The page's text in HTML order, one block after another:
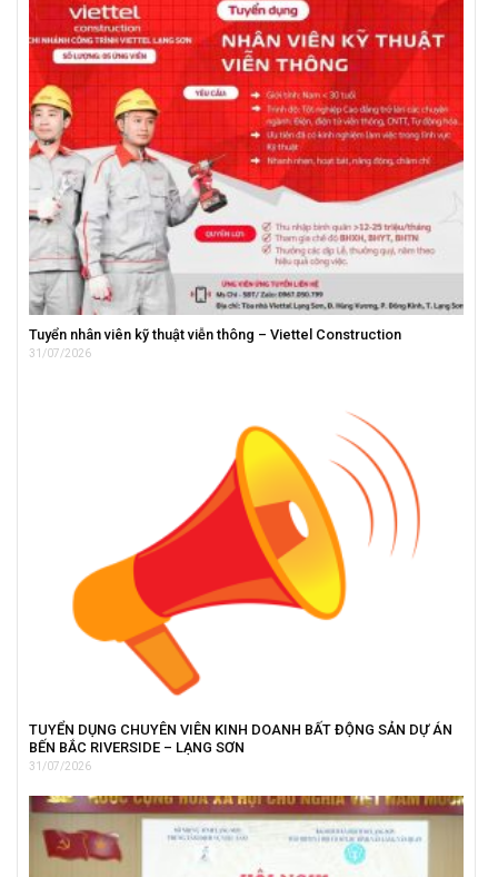
Tuyển nhân viên kỹ thuật viễn thông – Viettel Construction
31/07/2026
TUYỂN DỤNG CHUYÊN VIÊN KINH DOANH BẤT ĐỘNG SẢN DỰ ÁN
BẾN BẮC RIVERSIDE – LẠNG SƠN
31/07/2026